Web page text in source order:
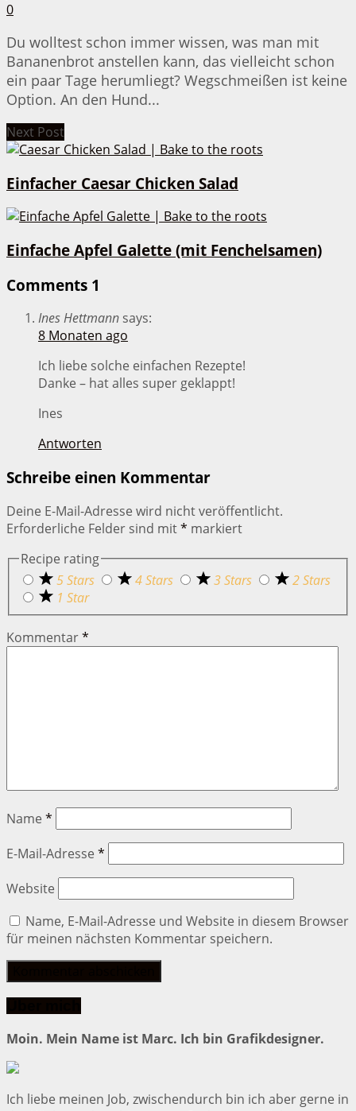
0
Du wolltest schon immer wissen, was man mit
Bananenbrot anstellen kann, das vielleicht schon
ein paar Tage herumliegt? Wegschmeißen ist keine
Option. An den Hund...
Next Post
Einfacher Caesar Chicken Salad
Einfache Apfel Galette (mit Fenchelsamen)
Comments 1
Ines Hettmann says:
8 Monaten ago
Ich liebe solche einfachen Rezepte!
Danke – hat alles super geklappt!
Ines
Antworten
Schreibe einen Kommentar
Deine E-Mail-Adresse wird nicht veröffentlicht.
Erforderliche Felder sind mit* markiert
Recipe rating
5 Stars
4 Stars 3 Stars
2 Stars
1 Star
Kommentar*
Name *
E-Mail-Adresse *
Website
Name, E-Mail-Adresse und Website in diesem Browser
für meinen nächsten Kommentar speichern.
Moin. Mein Name ist Marc. Ich bin Grafikdesigner.
Ich liebe meinen Job, zwischendurch bin ich aber gerne in